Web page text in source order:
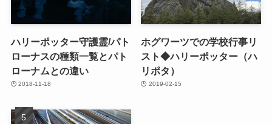
ハリーポッター守護霊/パト
ローナスの種類一覧とパト
ローナムとの違い
2018-11-18
ホグワーツでの学校行事リ
スト◆ハリーポッター（ハ
リポタ）
2019-02-15